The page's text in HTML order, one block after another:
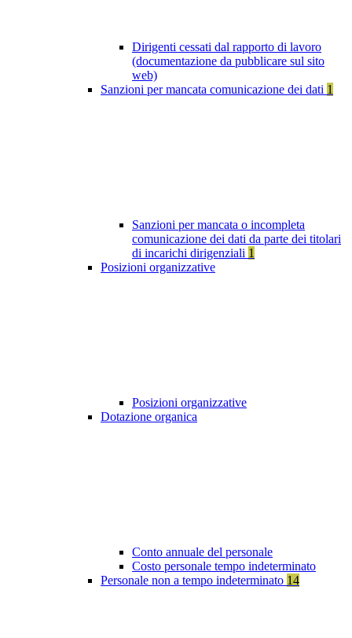
Dirigenti cessati dal rapporto di lavoro
(documentazione da pubblicare sul sito
web)
Sanzioni per mancata comunicazione dei dati 1
Sanzioni per mancata o incompleta
comunicazione dei dati da parte dei titolari
di incarichi dirigenziali 1
Posizioni organizzative
Posizioni organizzative
Dotazione organica
Conto annuale del personale
Costo personale tempo indeterminato
Personale non a tempo indeterminato 14